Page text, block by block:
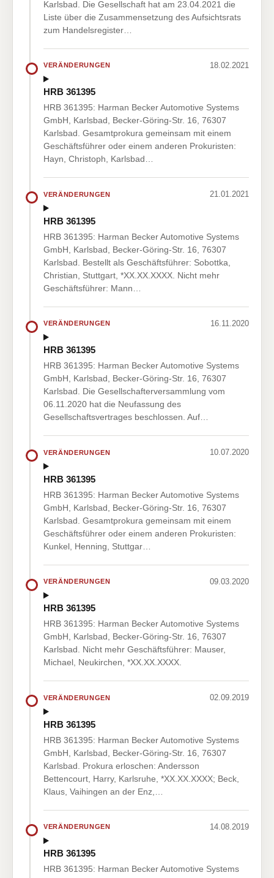
Karlsbad. Die Gesellschaft hat am 23.04.2021 die
Liste über die Zusammensetzung des Aufsichtsrats
zum Handelsregister…
VERÄNDERUNGEN 18.02.2021
HRB 361395
HRB 361395: Harman Becker Automotive Systems
GmbH, Karlsbad, Becker-Göring-Str. 16, 76307
Karlsbad. Gesamtprokura gemeinsam mit einem
Geschäftsführer oder einem anderen Prokuristen:
Hayn, Christoph, Karlsbad…
VERÄNDERUNGEN 21.01.2021
HRB 361395
HRB 361395: Harman Becker Automotive Systems
GmbH, Karlsbad, Becker-Göring-Str. 16, 76307
Karlsbad. Bestellt als Geschäftsführer: Sobottka,
Christian, Stuttgart, *XX.XX.XXXX. Nicht mehr
Geschäftsführer: Mann…
VERÄNDERUNGEN 16.11.2020
HRB 361395
HRB 361395: Harman Becker Automotive Systems
GmbH, Karlsbad, Becker-Göring-Str. 16, 76307
Karlsbad. Die Gesellschafterversammlung vom
06.11.2020 hat die Neufassung des
Gesellschaftsvertrages beschlossen. Auf…
VERÄNDERUNGEN 10.07.2020
HRB 361395
HRB 361395: Harman Becker Automotive Systems
GmbH, Karlsbad, Becker-Göring-Str. 16, 76307
Karlsbad. Gesamtprokura gemeinsam mit einem
Geschäftsführer oder einem anderen Prokuristen:
Kunkel, Henning, Stuttgar…
VERÄNDERUNGEN 09.03.2020
HRB 361395
HRB 361395: Harman Becker Automotive Systems
GmbH, Karlsbad, Becker-Göring-Str. 16, 76307
Karlsbad. Nicht mehr Geschäftsführer: Mauser,
Michael, Neukirchen, *XX.XX.XXXX.
VERÄNDERUNGEN 02.09.2019
HRB 361395
HRB 361395: Harman Becker Automotive Systems
GmbH, Karlsbad, Becker-Göring-Str. 16, 76307
Karlsbad. Prokura erloschen: Andersson
Bettencourt, Harry, Karlsruhe, *XX.XX.XXXX; Beck,
Klaus, Vaihingen an der Enz,…
VERÄNDERUNGEN 14.08.2019
HRB 361395
HRB 361395: Harman Becker Automotive Systems